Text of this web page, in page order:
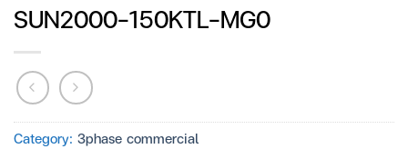
SUN2000-150KTL-MG0
Category: 3phase commercial